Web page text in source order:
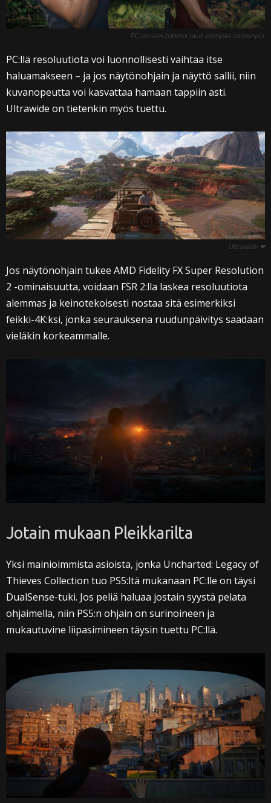
PC-version hahmot ovat aiempaa tarkempia.
PC:llä resoluutiota voi luonnollisesti vaihtaa itse
haluamakseen – ja jos näytönohjain ja näyttö sallii, niin
kuvanopeutta voi kasvattaa hamaan tappiin asti.
Ultrawide on tietenkin myös tuettu.
Ultrawide ❤
Jos näytönohjain tukee AMD Fidelity FX Super Resolution
2 -ominaisuutta, voidaan FSR 2:lla laskea resoluutiota
alemmas ja keinotekoisesti nostaa sitä esimerkiksi
feikki-4K:ksi, jonka seurauksena ruudunpäivitys saadaan
vieläkin korkeammalle.
Jotain mukaan Pleikkarilta
Yksi mainioimmista asioista, jonka Uncharted: Legacy of
Thieves Collection tuo PS5:ltä mukanaan PC:lle on täysi
DualSense-tuki. Jos peliä haluaa jostain syystä pelata
ohjaimella, niin PS5:n ohjain on surinoineen ja
mukautuvine liipasimineen täysin tuettu PC:llä.